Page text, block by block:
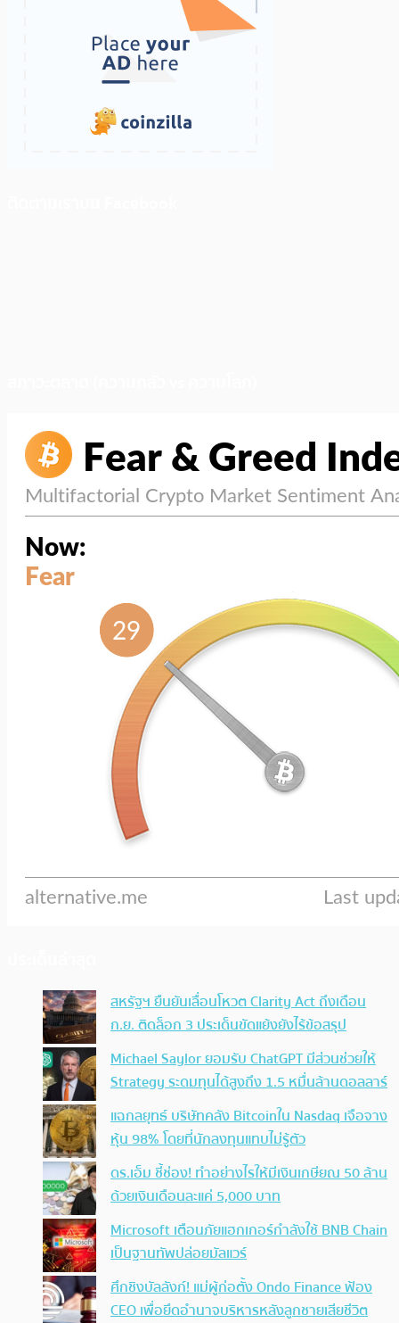
สหรัฐฯ ยืนยันเลื่อนโหวต Clarity Act ถึงเดือน
ก.ย. ติดล็อก 3 ประเด็นขัดแย้งยังไร้ข้อสรุป
Michael Saylor ยอมรับ ChatGPT มีส่วนช่วยให้
Strategy ระดมทุนได้สูงถึง 1.5 หมื่นล้านดอลลาร์
แฉกลยุทธ์ บริษัทคลัง Bitcoinใน Nasdaq เจือจาง
หุ้น 98% โดยที่นักลงทุนแทบไม่รู้ตัว
ดร.เอ็ม ชี้ช่อง! ทำอย่างไรให้มีเงินเกษียณ 50 ล้าน
ด้วยเงินเดือนละแค่ 5,000 บาท
Microsoft เตือนภัยแฮกเกอร์กำลังใช้ BNB Chain
เป็นฐานทัพปล่อยมัลแวร์
ศึกชิงบัลลังก์! แม่ผู้ก่อตั้ง Ondo Finance ฟ้อง
CEO เพื่อยึดอำนาจบริหารหลังลูกชายเสียชีวิต